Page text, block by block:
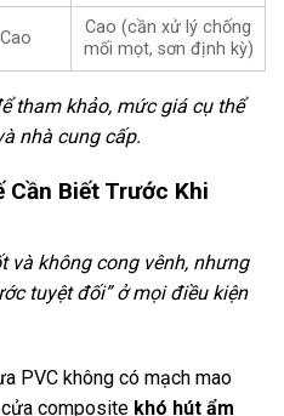
Cao
Cao (cần xử lý chống
mối mọt, sơn định kỳ)
tham khảo, mức giá cụ thể
nhà cung cấp.
Cần Biết Trước Khi
và không cong vênh, nhưng
tuyệt đối” ở mọi điều kiện
PVC không có mạch mao
composite khó hút ẩm